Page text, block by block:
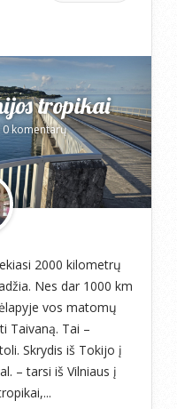
tropikai
0 komentarų
2000 kilometrų
Nes dar 1000 km
vos matomų
Taivaną. Tai –
Skrydis iš Tokijo į
– tarsi iš Vilniaus į